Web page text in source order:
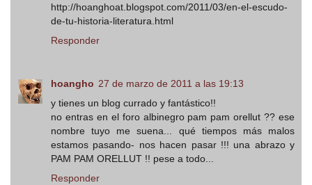
http://hoanghoat.blogspot.com/2011/03/en-el-escudo-
de-tu-historia-literatura.html
Responder
hoangho 27 de marzo de 2011 a las 19:13
y tienes un blog currado y fantástico!!
no entras en el foro albinegro pam pam orellut ?? ese
nombre tuyo me suena... qué tiempos más malos
estamos pasando- nos hacen pasar !!! una abrazo y
PAM PAM ORELLUT !! pese a todo...
Responder